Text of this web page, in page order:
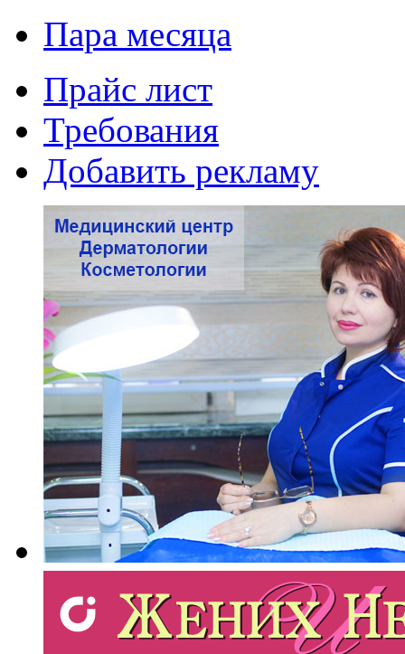
Пара месяца
Прайс лист
Требования
Добавить рекламу